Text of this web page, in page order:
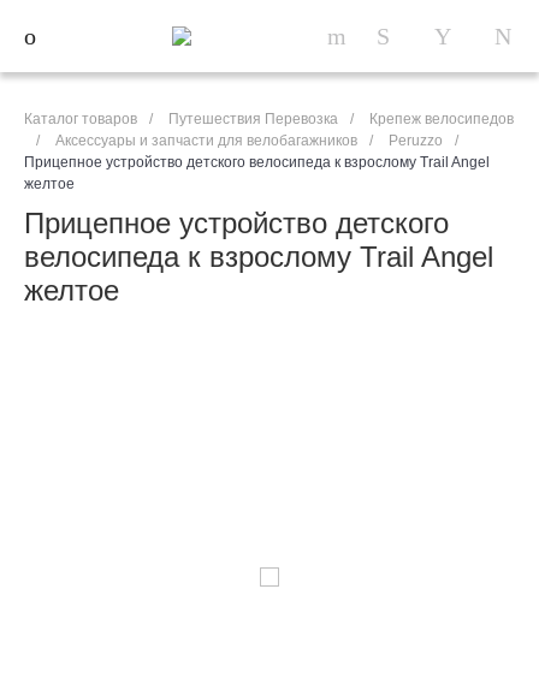
Каталог товаров / Путешествия Перевозка /
Крепеж велосипедов
/
Аксессуары и запчасти для велобагажников / Peruzzo
/
Прицепное устройство детского велосипеда к взрослому Trail Angel
желтое
Прицепное устройство детского
велосипеда к взрослому Trail Angel
желтое